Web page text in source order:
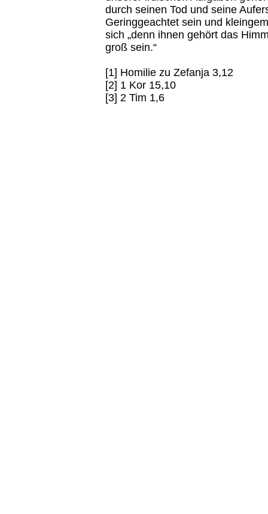
durch seinen Tod und seine
Geringgeachtet sein und
sich „denn ihnen gehört das
groß sein.“
[1] Homilie zu Zefanja 3,12
[2] 1 Kor 15,10
[3] 2 Tim 1,6